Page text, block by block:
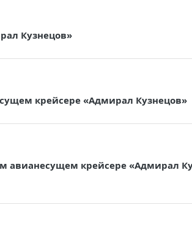
Кузнецов»
крейсере «Адмирал Кузнецов»
авианесущем крейсере «Адмирал